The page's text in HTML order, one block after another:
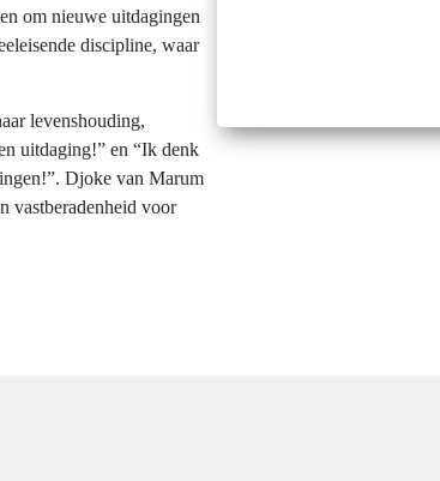
om nieuwe uitdagingen
discipline, waar
levenshouding,
uitdaging!” en “Ik denk
Djoke van Marum
vastberadenheid voor